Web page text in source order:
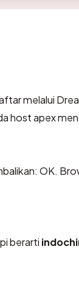
melalui
host apex
OK.
berarti